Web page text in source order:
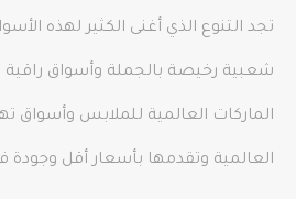
تجد التنوع الذي أغنى الكثير لهذه
شعبية رخيصة بالجملة وأسواق
الماركات العالمية للملابس وأسواق
العالمية وتقدمها بأسعار أقل وجودة